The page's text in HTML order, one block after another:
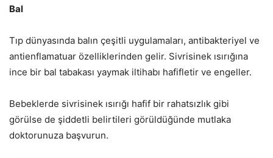
Bal
Tıp dünyasında balın çeşitli uygulamaları, antibakteriyel ve
antienflamatuar özelliklerinden gelir. Sivrisinek ısırığına
ince bir bal tabakası yaymak iltihabı hafifletir ve engeller.
Bebeklerde sivrisinek ısırığı hafif bir rahatsızlık gibi
görülse de şiddetli belirtileri görüldüğünde mutlaka
doktorunuza başvurun.